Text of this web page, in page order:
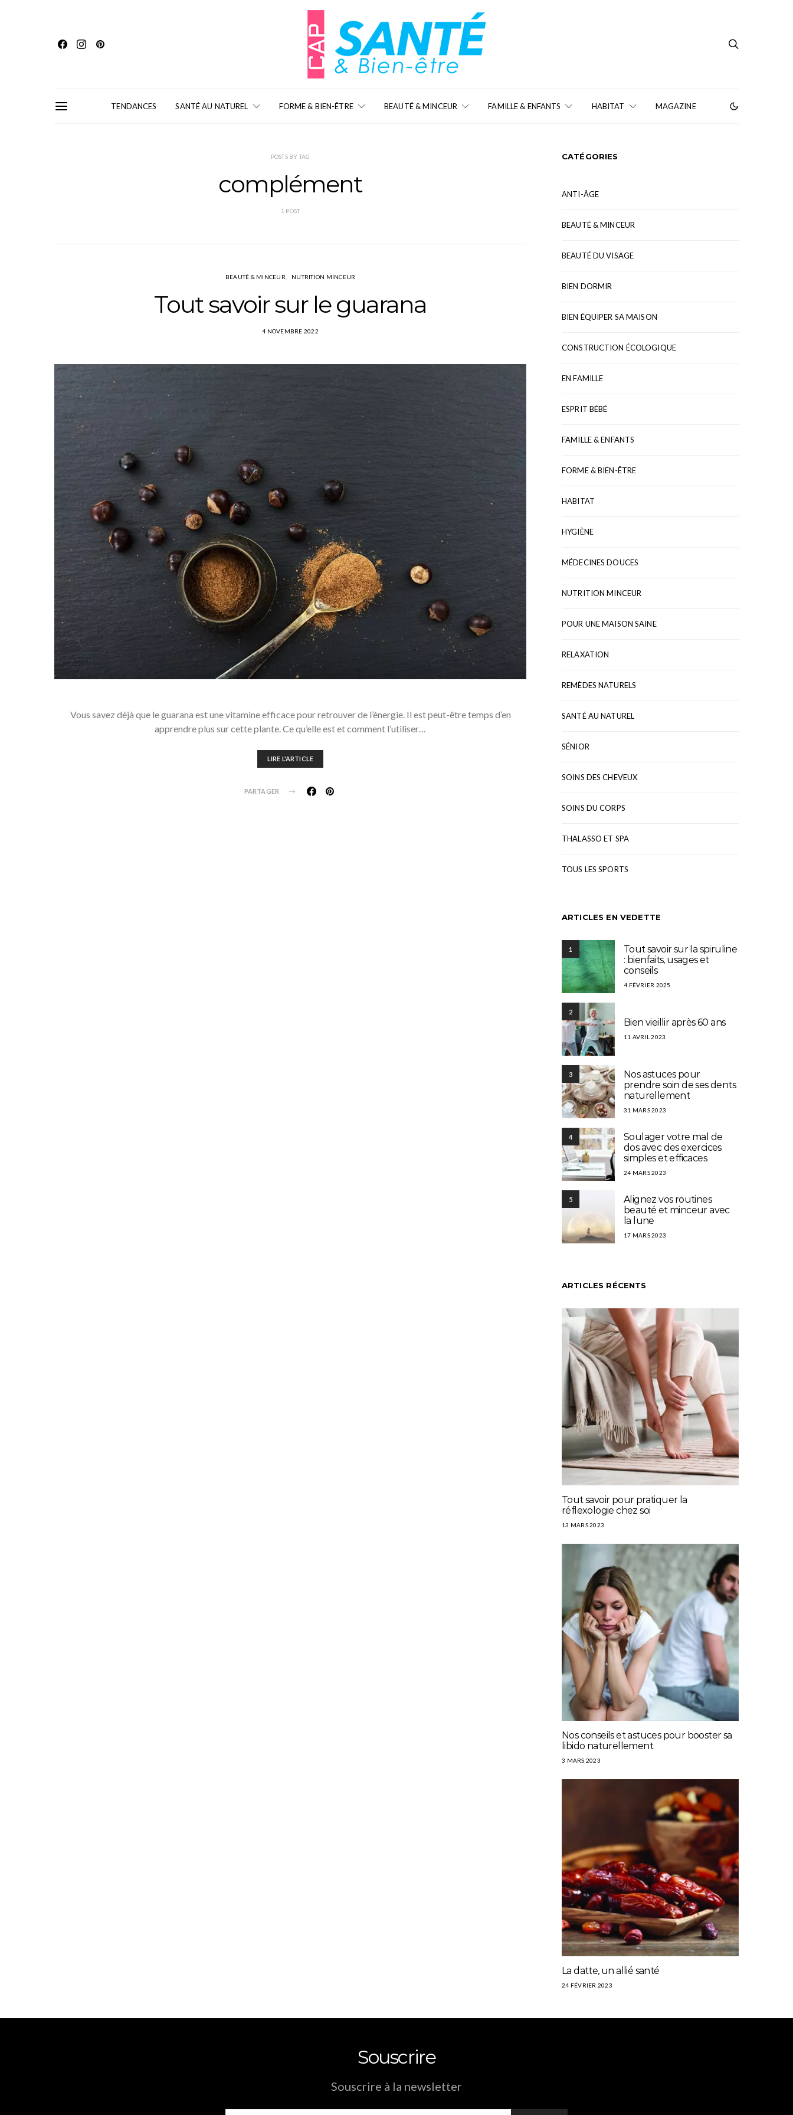
TENDANCES SANTÉ AU NATUREL FORME & BIEN-ÊTRE BEAUTÉ & MINCEUR FAMILLE & ENFANTS HABITAT MAGAZINE
POSTS BY TAG
complément
1 POST
BEAUTÉ & MINCEUR NUTRITION MINCEUR
Tout savoir sur le guarana
4 NOVEMBRE 2022
Vous savez déjà que le guarana est une vitamine efficace pour retrouver de l’énergie. Il est peut-être temps d’en
apprendre plus sur cette plante. Ce qu’elle est et comment l’utiliser…
LIRE L'ARTICLE
PARTAGER
CATÉGORIES
ANTI-ÂGE
BEAUTÉ & MINCEUR
BEAUTÉ DU VISAGE
BIEN DORMIR
BIEN ÉQUIPER SA MAISON
CONSTRUCTION ÉCOLOGIQUE
EN FAMILLE
ESPRIT BÉBÉ
FAMILLE & ENFANTS
FORME & BIEN-ÊTRE
HABITAT
HYGIÈNE
MÉDECINES DOUCES
NUTRITION MINCEUR
POUR UNE MAISON SAINE
RELAXATION
REMÈDES NATURELS
SANTÉ AU NATUREL
SÉNIOR
SOINS DES CHEVEUX
SOINS DU CORPS
THALASSO ET SPA
TOUS LES SPORTS
ARTICLES EN VEDETTE
1
Tout savoir sur la spiruline
: bienfaits, usages et
conseils
4 FÉVRIER 2025
2
Bien vieillir après 60 ans
11 AVRIL 2023
3
Nos astuces pour
prendre soin de ses dents
naturellement
31 MARS 2023
4
Soulager votre mal de
dos avec des exercices
simples et efficaces
24 MARS 2023
5
Alignez vos routines
beauté et minceur avec
la lune
17 MARS 2023
ARTICLES RÉCENTS
Tout savoir pour pratiquer la
réflexologie chez soi
13 MARS 2023
Nos conseils et astuces pour booster sa
libido naturellement
3 MARS 2023
La datte, un allié santé
24 FÉVRIER 2023
Souscrire
Souscrire à la newsletter